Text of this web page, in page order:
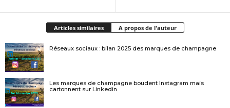
Articles similaires A propos de l'auteur
Réseaux sociaux : bilan 2025 des marques de champagne
Les marques de champagne boudent Instagram mais
cartonnent sur Linkedin